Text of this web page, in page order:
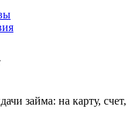
займа: на карту,